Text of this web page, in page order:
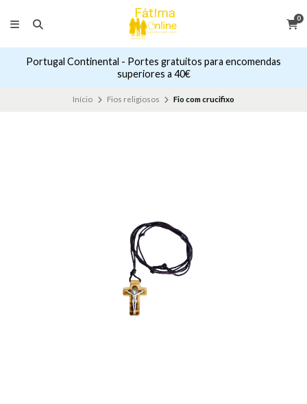
0
Portugal Continental - Portes gratuitos para encomendas
superiores a 40€
Início Fios religiosos Fio com crucifixo